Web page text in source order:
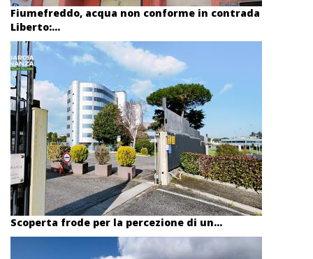
Fiumefreddo, acqua non conforme in contrada
Liberto:...
Scoperta frode per la percezione di un...